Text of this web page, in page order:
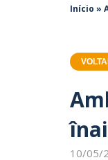
Início »
10/05/